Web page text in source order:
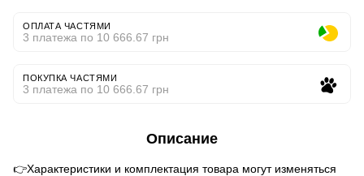
ОПЛАТА ЧАСТЯМИ
3 платежа по 10 666.67 грн
ПОКУПКА ЧАСТЯМИ
3 платежа по 10 666.67 грн
Описание
👉Характеристики и комплектация товара могут изменяться